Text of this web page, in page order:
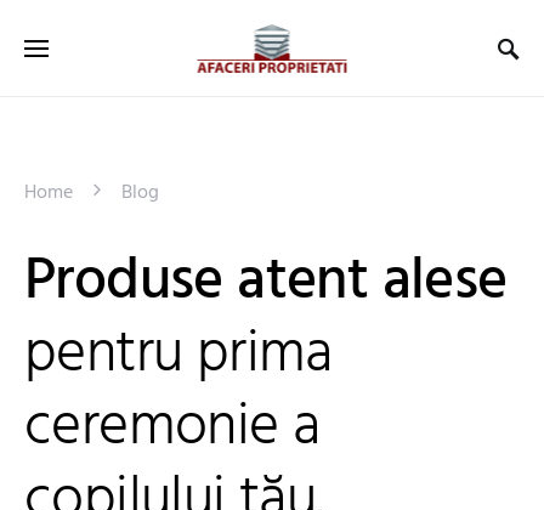
Home Blog
Produse atent alese
pentru prima
ceremonie a